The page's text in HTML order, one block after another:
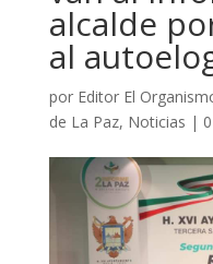
alcalde
al
por Editor El
de La Paz, Noticias |